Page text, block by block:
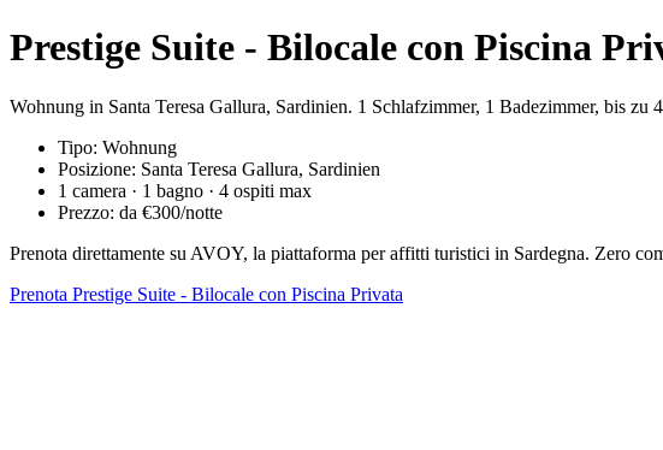
Prestige Suite - Bilocale con Piscina
Wohnung in Santa Teresa Gallura, Sardinien. 1 Schlafzimmer, 1 Badezimmer, bis
Tipo: Wohnung
Posizione: Santa Teresa Gallura, Sardinien
1 camera · 1 bagno · 4 ospiti max
Prezzo: da €300/notte
Prenota direttamente su AVOY, la piattaforma per affitti turistici in Sardegna. Zero
Prenota Prestige Suite - Bilocale con Piscina Privata